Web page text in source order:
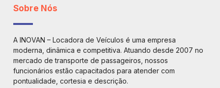
Sobre Nós
A INOVAN – Locadora de Veículos é uma empresa
moderna, dinâmica e competitiva. Atuando desde 2007 no
mercado de transporte de passageiros, nossos
funcionários estão capacitados para atender com
pontualidade, cortesia e descrição.